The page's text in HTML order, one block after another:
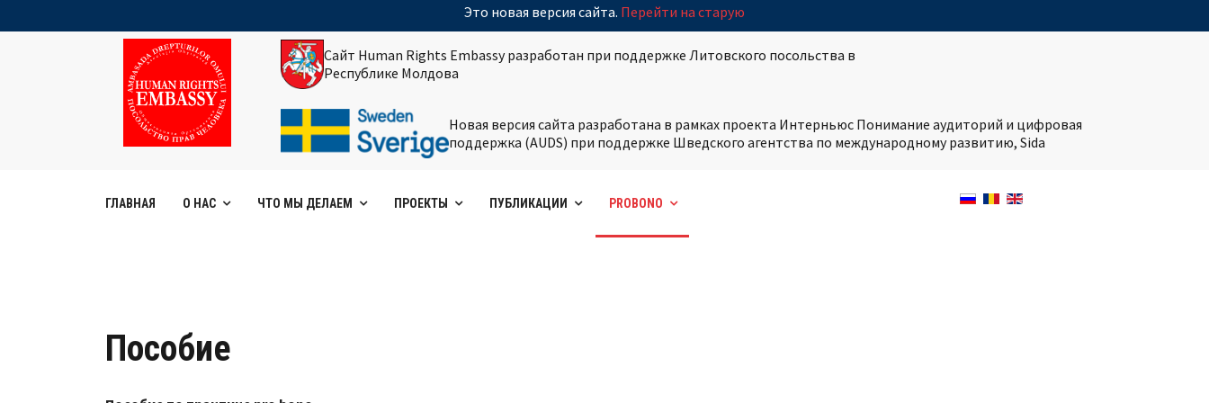
Это новая версия сайта. Перейти на старую
Сайт Human Rights Embassy разработан при поддержке Литовского посольства в
Республике Молдова
Новая версия сайта разработана в рамках проекта Интерньюс Понимание аудиторий и цифровая
поддержка (AUDS) при поддержке Шведского агентства по международному развитию, Sida
ГЛАВНАЯ О НАС ЧТО МЫ ДЕЛАЕМ ПРОЕКТЫ ПУБЛИКАЦИИ PROBONO
Пособие